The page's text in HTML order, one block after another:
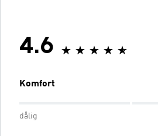
4.6
Komfort
dålig